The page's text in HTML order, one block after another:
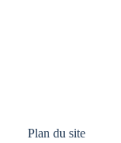
Plan du site